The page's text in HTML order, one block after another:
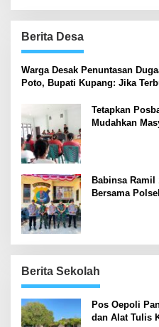
Berita Desa
‎Warga Desak Penuntasan
Poto, Bupati Kupang: Jika
Tetapkan
Mudahkan
Babinsa Ramil
Bersama
Berita Sekolah
Pos Oepoli
dan Alat Tulis